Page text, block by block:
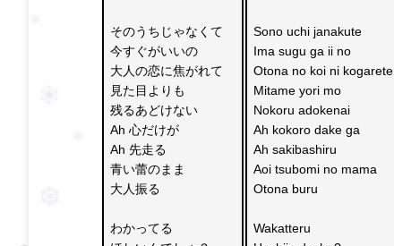
そのうちじゃなくて
今すぐがいいの
大人の恋に焦がれて
見た目よりも
残るあどけない
Ah 心だけが
Ah 先走る
青い蕾のまま
大人振る
わかってる
Sono uchi janakute
Ima sugu ga ii no
Otona no koi ni kogarete
Mitame yori mo
Nokoru adokenai
Ah kokoro dake ga
Ah sakibashiru
Aoi tsubomi no mama
Otona buru
Wakatteru